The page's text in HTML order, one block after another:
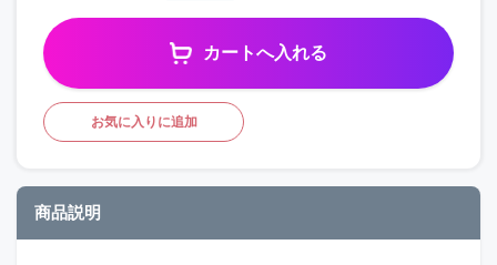
カートへ入れる
お気に入りに追加
商品説明